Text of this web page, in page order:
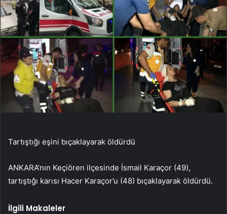
Tartıştığı eşini bıçaklayarak öldürdü
ANKARA’nın Keçiören ilçesinde İsmail Karaçor (49),
tartıştığı karısı Hacer Karaçor’u (48) bıçaklayarak öldürdü.
İlgili Makaleler